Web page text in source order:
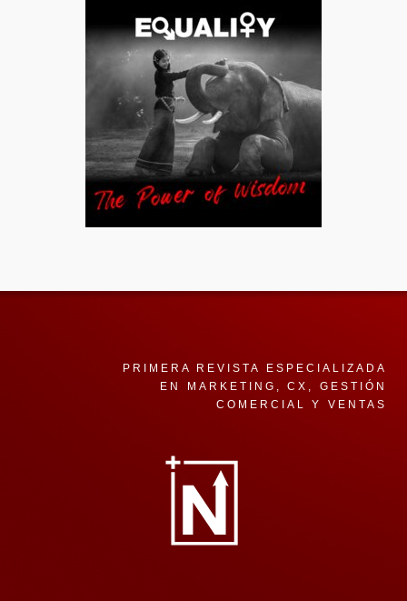
PRIMERA REVISTA ESPECIALIZADA
EN MARKETING, CX, GESTIÓN
COMERCIAL Y VENTAS